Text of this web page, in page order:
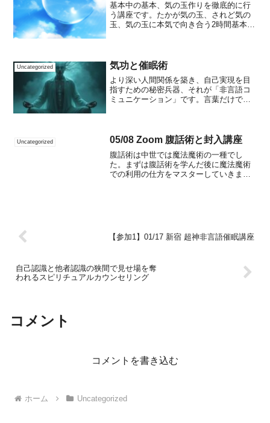
基本中の基本、気の玉作りを徹底的に行
う講座です。たかが気の玉、されど気の
玉、気の玉に本気で向き合う2時間基本講
さいませ。講座...
Uncategorized 気功と催眠術
より深い人間関係を築き、自己実現を目
指すための秘密兵器、それが「非言語コ
ミュニケーション」です。言葉だけでは
す。そして、その鍵となるの...
Uncategorized 05/08 Zoom 腹話術と封入講座
腹話術は中世では魔法魔術の一種でし
た。まずは腹話術を学んだ後に魔法魔術
での利用の仕方をマスターしていきまし
【参加1】01/17 新宿 超神非言語催眠講座
自己認識と他者認識の狭間で見せ場を奪
われるスピリチュアルカウンセリング
コメント
コメントを書き込む
ホーム Uncategorized